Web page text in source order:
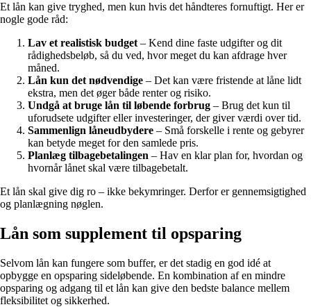
Et lån kan give tryghed, men kun hvis det håndteres fornuftigt. Her er
nogle gode råd:
Lav et realistisk budget – Kend dine faste udgifter og dit
rådighedsbeløb, så du ved, hvor meget du kan afdrage hver
måned.
Lån kun det nødvendige – Det kan være fristende at låne lidt
ekstra, men det øger både renter og risiko.
Undgå at bruge lån til løbende forbrug – Brug det kun til
uforudsete udgifter eller investeringer, der giver værdi over tid.
Sammenlign låneudbydere – Små forskelle i rente og gebyrer
kan betyde meget for den samlede pris.
Planlæg tilbagebetalingen – Hav en klar plan for, hvordan og
hvornår lånet skal være tilbagebetalt.
Et lån skal give dig ro – ikke bekymringer. Derfor er gennemsigtighed
og planlægning nøglen.
Lån som supplement til opsparing
Selvom lån kan fungere som buffer, er det stadig en god idé at
opbygge en opsparing sideløbende. En kombination af en mindre
opsparing og adgang til et lån kan give den bedste balance mellem
fleksibilitet og sikkerhed.